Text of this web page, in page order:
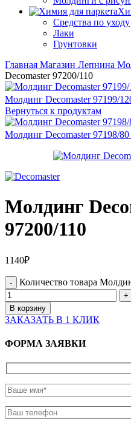
Средства по уходу
Лаки
Грунтовки
Главная Магазин Лепнина
Decomaster 97200/110
Молдинг Decomaster 97199/
Вернуться к продуктам
Молдинг Decomaster 97198/80
Молдинг
97200/110
1140₽
Количество товара
В корзину
ЗАКАЗАТЬ В 1 КЛИК
ФОРМА ЗАЯВКИ